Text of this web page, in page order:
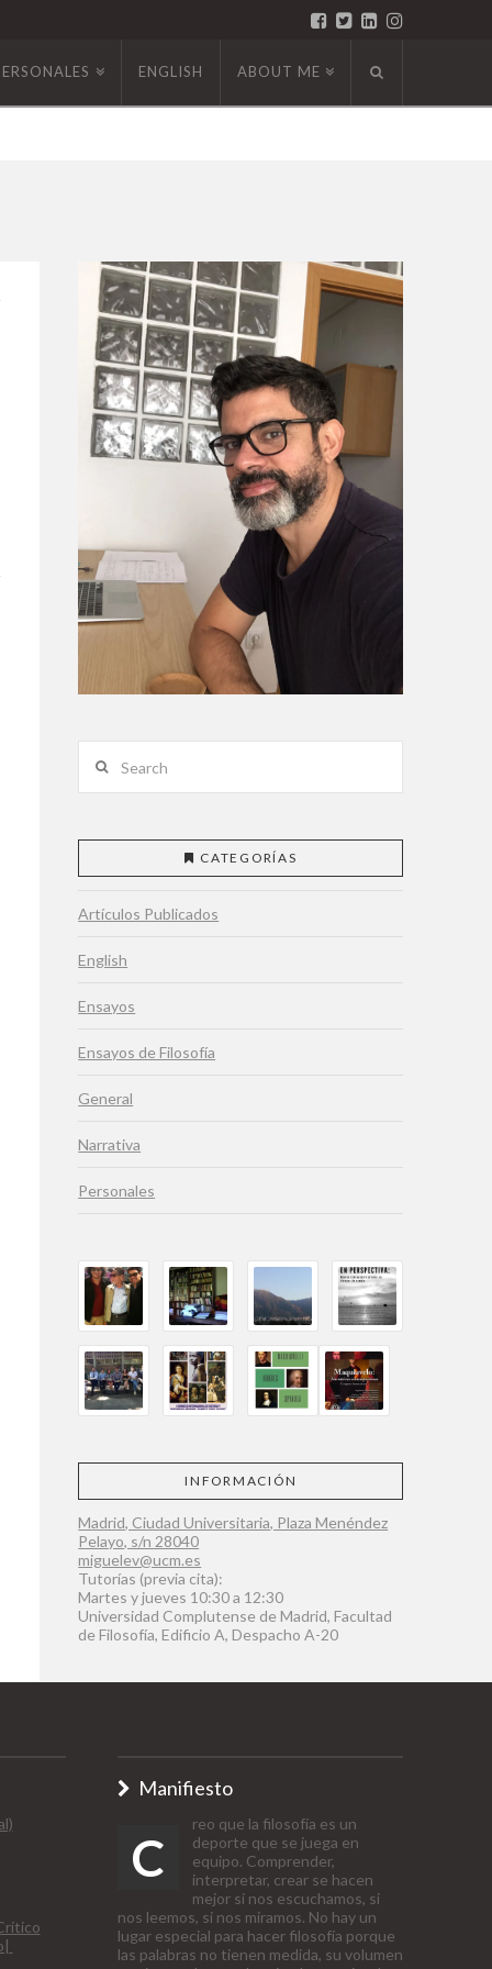
ENGLISH ABOUT ME
CATEGORÍAS
Artículos Publicados
English
Ensayos
Ensayos de Filosofía
General
Narrativa
Personales
INFORMACIÓN
Madrid, Ciudad Universitaria, Plaza Menéndez
Pelayo, s/n 28040
miguelev@ucm.es
Tutorías (previa cita):
Martes y jueves 10:30 a 12:30
Universidad Complutense de Madrid, Facultad
de Filosofía, Edificio A, Despacho A-20
Manifiesto
C
reo que la filosofía es un
deporte que se juega en
equipo. Comprender,
interpretar, crear se hacen
mejor si nos escuchamos, si
nos leemos, si nos miramos. No hay un
lugar especial para hacer filosofía porque
las palabras no tienen medida, su volumen